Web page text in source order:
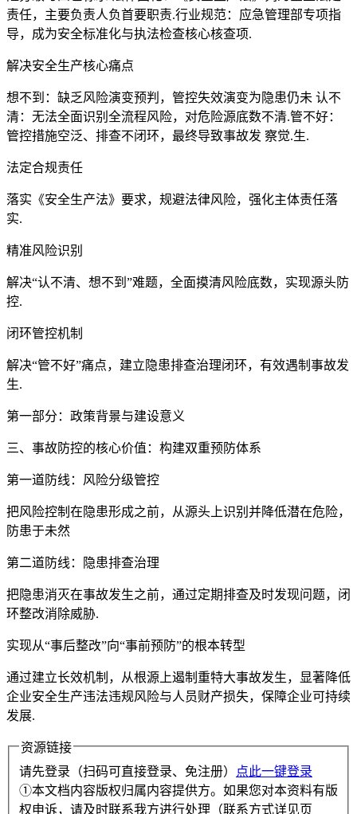
责任，主要负责人负首要职责.行业规范：应急管理部专项指
导，成为安全标准化与执法检查核心核查项.
解决安全生产核心痛点
想不到：缺乏风险演变预判，管控失效演变为隐患仍未 认不
清：无法全面识别全流程风险，对危险源底数不清.管不好：
管控措施空泛、排查不闭环，最终导致事故发 察觉.生.
法定合规责任
落实《安全生产法》要求，规避法律风险，强化主体责任落
实.
精准风险识别
解决“认不清、想不到”难题，全面摸清风险底数，实现源头防
控.
闭环管控机制
解决“管不好”痛点，建立隐患排查治理闭环，有效遇制事故发
生.
第一部分：政策背景与建设意义
三、事故防控的核心价值：构建双重预防体系
第一道防线：风险分级管控
把风险控制在隐患形成之前，从源头上识别并降低潜在危险，
防患于未然
第二道防线：隐患排查治理
把隐患消灭在事故发生之前，通过定期排查及时发现问题，闭
环整改消除威胁.
实现从“事后整改”向“事前预防”的根本转型
通过建立长效机制，从根源上遏制重特大事故发生，显著降低
企业安全生产违法违规风险与人员财产损失，保障企业可持续
发展.
资源链接
请先登录（扫码可直接登录、免注册）
点此一键登录
①本文档内容版权归属内容提供方。如果您对本资料有版
权申诉，请及时联系我方进行处理（联系方式详见页